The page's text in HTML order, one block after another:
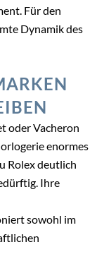
Für den
Dynamik des
oder Vacheron
enormes
Rolex deutlich
Ihre
sowohl im